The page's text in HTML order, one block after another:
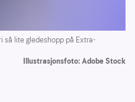
så lite gledeshopp på Extra-
Illustrasjonsfoto: Adobe Stock